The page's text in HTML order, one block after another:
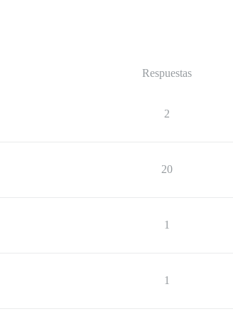
Respuestas
2
20
1
1